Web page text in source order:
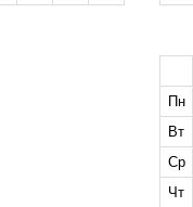
Пн
Вт
Ср
Чт